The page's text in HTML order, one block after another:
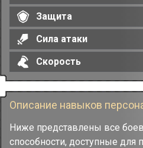
Защита
Сила атаки
Скорость
Описание навыков
Ниже представлены все
способности, доступные для